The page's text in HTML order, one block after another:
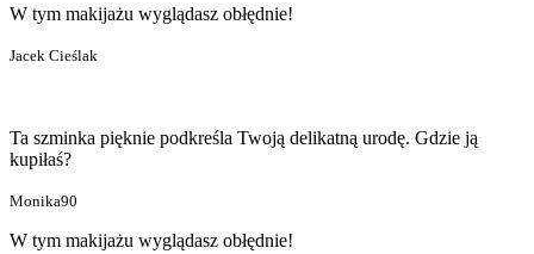
W tym makijażu wyglądasz obłędnie!
Jacek Cieślak
Ta szminka pięknie podkreśla Twoją delikatną urodę. Gdzie ją
kupiłaś?
Monika90
W tym makijażu wyglądasz obłędnie!